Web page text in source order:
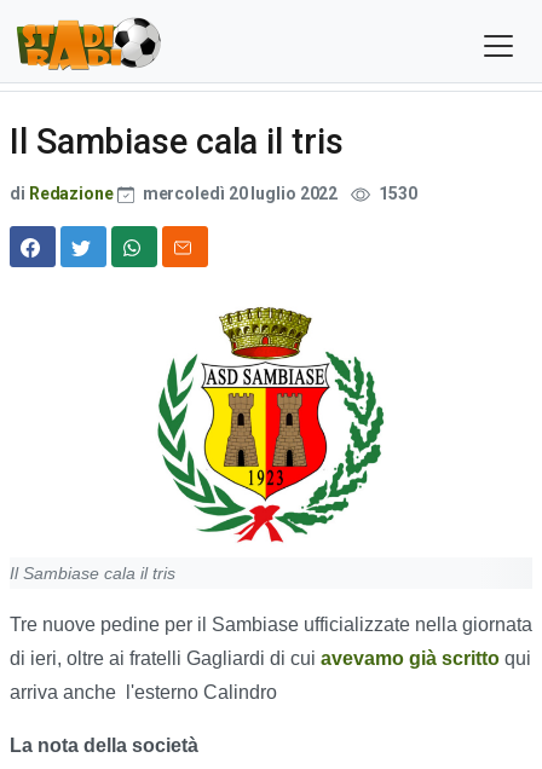
Il Sambiase cala il tris
di Redazione mercoledì 20 luglio 2022 1530
Il Sambiase cala il tris
Tre nuove pedine per il Sambiase ufficializzate nella giornata
di ieri, oltre ai fratelli Gagliardi di cui avevamo già scritto qui
arriva anche l'esterno Calindro
La nota della società